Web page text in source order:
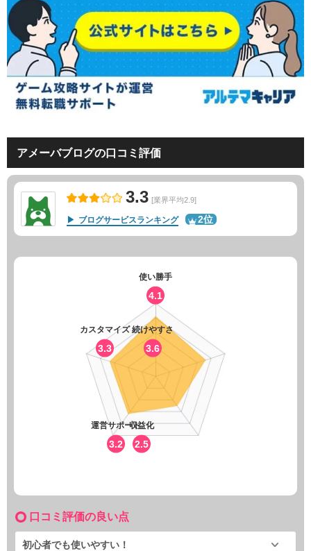
アメーバブログの口コミ評価
3.3 [業界平均2.9]
ブログサービスランキング 2位
使い勝手
4.1
続けやすさ
3.6
収益化
2.5
運営サポート
3.2
カスタマイズ
3.3
口コミ評価の良い点
初心者でも使いやすい！